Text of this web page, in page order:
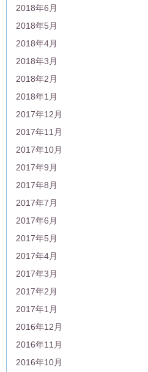
2018年6月
2018年5月
2018年4月
2018年3月
2018年2月
2018年1月
2017年12月
2017年11月
2017年10月
2017年9月
2017年8月
2017年7月
2017年6月
2017年5月
2017年4月
2017年3月
2017年2月
2017年1月
2016年12月
2016年11月
2016年10月